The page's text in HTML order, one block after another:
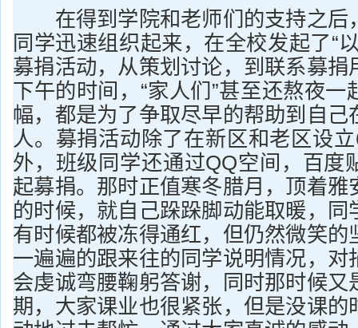
在得到学院和老师们的支持之后
同学迅速组织起来，在全校发起了“
募捐活动，从策划讨论，到联系募捐
下午的时间，“家人们”甚至还熬夜一
幅，都是为了争取尽早的帮助到自己
人。募捐活动除了在新区和老区设
外，班级同学还通过QQ空间，百度
起募捐。那时正值寒冬腊月，顶着雅
的时候，就自己跺跺脚动能取暖，同
有时候都被冻得通红，但仍然微笑的
一遍遍的跟来往的同学说明情况，对
会虔诚弯腰鞠躬答谢，同时那时候又
期，大家课业也很紧张，但是没课的